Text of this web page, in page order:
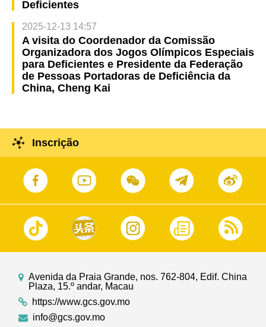
Deficientes
2025-12-13 14:57
A visita do Coordenador da Comissão
Organizadora dos Jogos Olímpicos Especiais
para Deficientes e Presidente da Federação
de Pessoas Portadoras de Deficiência da
China, Cheng Kai
Inscrição
Avenida da Praia Grande, nos. 762-804, Edif. China
Plaza, 15.º andar, Macau
https://www.gcs.gov.mo
info@gcs.gov.mo